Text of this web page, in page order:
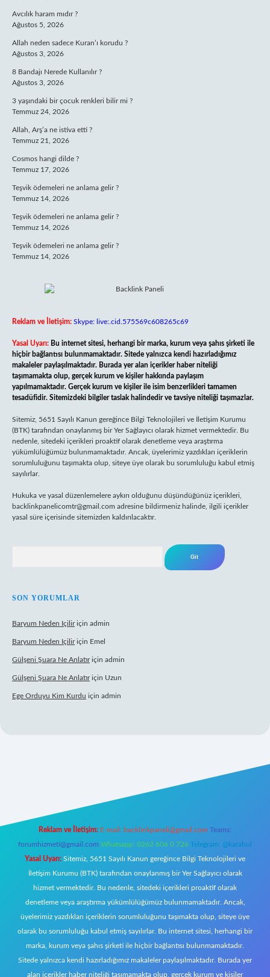
Avcılık haram mıdır ?
Ağustos 5, 2026
Allah neden sadece Kuran’ı korudu ?
Ağustos 3, 2026
8 Bandajı Nerede Kullanılır ?
Ağustos 3, 2026
3 yaşındaki bir çocuk renkleri bilir mi ?
Temmuz 24, 2026
Allah, Arş’a ne istiva etti ?
Temmuz 21, 2026
Cosmos hangi dilde ?
Temmuz 17, 2026
Teşvik ödemeleri ne anlama gelir ?
Temmuz 14, 2026
Teşvik ödemeleri ne anlama gelir ?
Temmuz 14, 2026
Teşvik ödemeleri ne anlama gelir ?
Temmuz 14, 2026
Reklam ve İletişim: Skype: live:.cid.575569c608265c69
Yasal Uyarı: Bu internet sitesi, herhangi bir marka, kurum veya şahıs şirketi ile
hiçbir bağlantısı bulunmamaktadır. Sitede yalnızca kendi hazırladığımız
makaleler paylaşılmaktadır. Burada yer alan içerikler haber niteliği
taşımamakta olup, gerçek kurum ve kişiler hakkında paylaşım
yapılmamaktadır. Gerçek kurum ve kişiler ile isim benzerlikleri tamamen
tesadüfidir. Sitemizdeki bilgiler taslak halindedir ve tavsiye niteliği taşımazlar.
Sitemiz, 5651 Sayılı Kanun gereğince Bilgi Teknolojileri ve İletişim Kurumu
(BTK) tarafından onaylanmış bir Yer Sağlayıcı olarak hizmet vermektedir. Bu
nedenle, sitedeki içerikleri proaktif olarak denetleme veya araştırma
yükümlülüğümüz bulunmamaktadır. Ancak, üyelerimiz yazdıkları içeriklerin
sorumluluğunu taşımakta olup, siteye üye olarak bu sorumluluğu kabul etmiş
sayılırlar.
Hukuka ve yasal düzenlemelere aykırı olduğunu düşündüğünüz içerikleri,
backlinkpanelicomtr@gmail.com adresine bildirmeniz halinde, ilgili içerikler
yasal süre içerisinde sitemizden kaldırılacaktır.
SON YORUMLAR
Baryum Neden Içiliriçin admin
Baryum Neden Içiliriçin Emel
Gülşeni Şuara Ne Anlatıriçin admin
Gülşeni Şuara Ne Anlatıriçin Uzun
Ege Orduyu Kim Kurdu için admin
Reklam ve İletişim: E-mail: backlinkpaneli@gmail.com Teams:
forumhizmeti@gmail.com Whatsapp: 0262 606 0 726 Telegram: @karabul
Yasal Uyarı: Sitemiz, 5651 Sayılı Kanun gereğince Bilgi Teknolojileri ve
İletişim Kurumu (BTK) tarafından onaylanmış bir Yer Sağlayıcı olarak
hizmet vermektedir. Bu nedenle, sitedeki içerikleri proaktif olarak
denetleme veya araştırma yükümlülüğümüz bulunmamaktadır. Ancak,
üyelerimiz yazdıkları içeriklerin sorumluluğunu taşımakta olup, siteye üye
olarak bu sorumluluğu kabul etmiş sayılırlar. Bu internet sitesi, herhangi bir
marka, kurum veya şahıs şirketi ile hiçbir bağlantısı bulunmamaktadır.
Sitede yalnızca kendi hazırladığımız makaleler paylaşılmaktadır. Burada yer
alan içerikler haber niteliği taşımamakta olup, gerçek kurum ve kişiler